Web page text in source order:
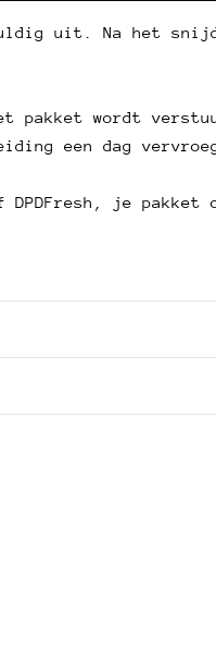
uit. Na het
pakket wordt
een dag
je pakket